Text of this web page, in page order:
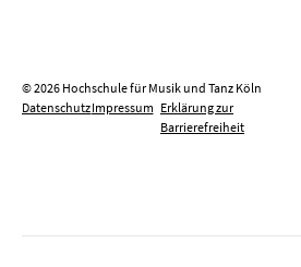
© 2026 Hochschule für Musik und Tanz Köln
DatenschutzImpressum Erklärung zur
Barrierefreiheit